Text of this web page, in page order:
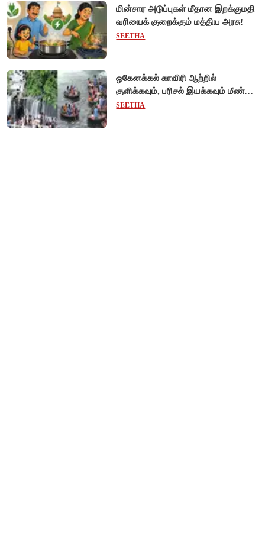
மின்சார அடுப்புகள் மீதான இறக்குமதி
வரியைக் குறைக்கும் மத்திய அரசு!
SEETHA
ஒகேனக்கல் காவிரி ஆற்றில்
குளிக்கவும், பரிசல் இயக்கவும் மீண்டும்
அனுமதி - சுற்றுலாப் பயணிகள்
SEETHA